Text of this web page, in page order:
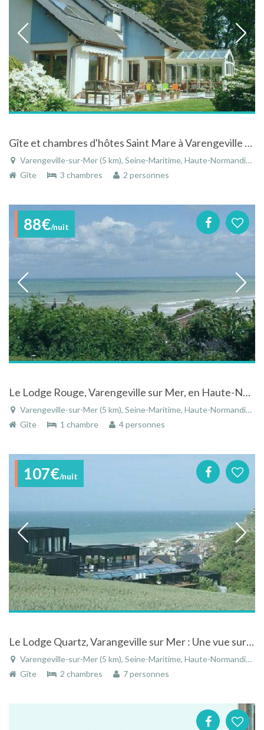
Gîte et chambres d'hôtes Saint Mare à Varengeville sur mer en Haute Normandie.
Varengeville-sur-Mer (5 km), Seine-Maritime, Haute-Normandie, Normandie, France
Gîte
3 chambres 2 personnes
88€/nuit
Le Lodge Rouge, Varengeville sur Mer, en Haute-Normandie : une vue exceptionnelle sur mer
Varengeville-sur-Mer (5 km), Seine-Maritime, Haute-Normandie, Normandie, France
Gîte
1 chambre 4 personnes
107€/nuit
Le Lodge Quartz, Varangeville sur Mer : Une vue sur mer inoubliable
Varengeville-sur-Mer (5 km), Seine-Maritime, Haute-Normandie, Normandie, France
Gîte
2 chambres 7 personnes